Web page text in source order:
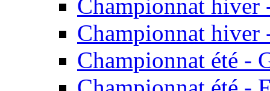
Championnat hiver
Championnat hiver
Championnat été -